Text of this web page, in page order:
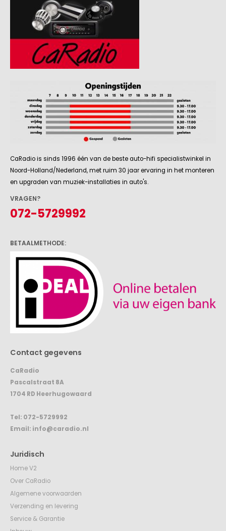
CaRadio is sinds 1996 één van de beste auto-hifi specialistwinkel in
Noord-Holland/Nederland, met ruim 30 jaar ervaring in het monteren
en upgraden van muziek-installaties in auto's.
VRAGEN?
072-5729992
BETAALMETHODE:
Contact gegevens
CaRadio
Pascalstraat 8A
1704 RD Heerhugowaard
Tel: 072-5729992
Email: info@caradio.nl
Juridisch
Home V2
Over CaRadio
Algemene voorwaarden
Verzending en levering
Service & Garantie